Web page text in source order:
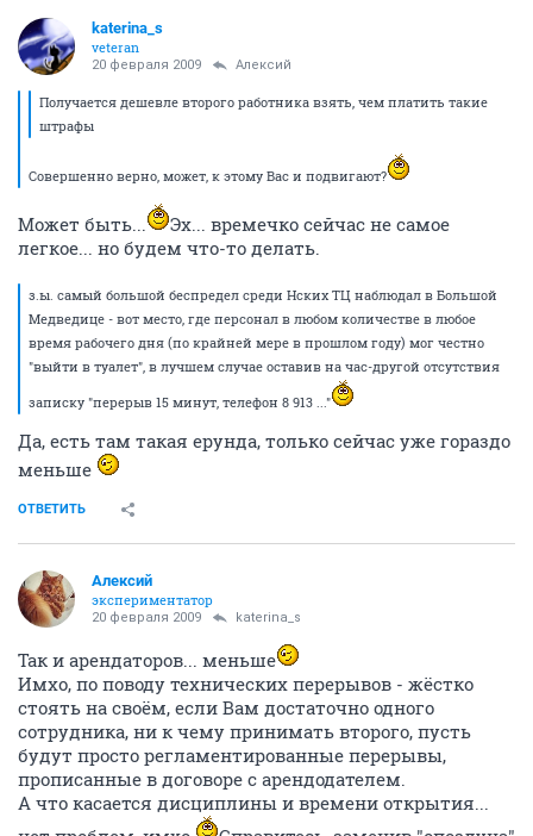
katerina_s
veteran
20 февраля 2009 Алексий
Получается дешевле второго работника взять, чем платить такие
штрафы
Совершенно верно, может, к этому Вас и подвигают?
Может быть...
Эх... времечко сейчас не самое
легкое... но будем что-то делать.
з.ы. самый большой беспредел среди Нских ТЦ наблюдал в Большой
Медведице - вот место, где персонал в любом количестве в любое
время рабочего дня (по крайней мере в прошлом году) мог честно
"выйти в туалет", в лучшем случае оставив на час-другой отсутствия
записку "перерыв 15 минут, телефон 8 913 ..."
Да, есть там такая ерунда, только сейчас уже гораздо
меньше
ОТВЕТИТЬ
Алексий
экспериментатор
20 февраля 2009 katerina_s
Так и арендаторов... меньше
Имхо, по поводу технических перерывов - жёстко
стоять на своём, если Вам достаточно одного
сотрудника, ни к чему принимать второго, пусть
будут просто регламентированные перерывы,
прописанные в договоре с арендодателем.
А что касается дисциплины и времени открытия...